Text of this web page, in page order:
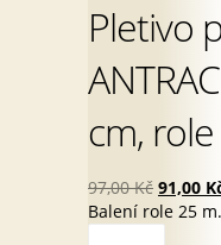
Pletivo
cm,
97,00Kč Original
price
91,00
Balení role 25 m.